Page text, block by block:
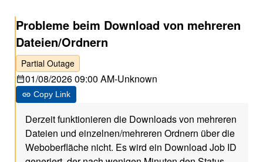
Probleme beim Download von mehreren
Dateien/Ordnern
Partial Outage
01/08/2026 09:00 AM-Unknown
Copy Link
Derzeit funktionieren die Downloads von mehreren
Dateien und einzelnen/mehreren Ordnern über die
Weboberfläche nicht. Es wird ein Download Job ID